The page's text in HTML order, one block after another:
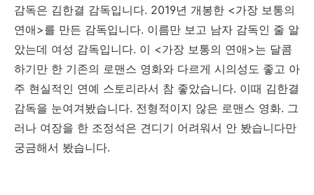
감독은 김한결 감독입니다. 2019년 개봉한 <가장 보통의
연애>를 만든 감독입니다. 이름만 보고 남자 감독인 줄 알
았는데 여성 감독입니다. 이 <가장 보통의 연애>는 달콤
하기만 한 기존의 로맨스 영화와 다르게 시의성도 좋고 아
주 현실적인 연예 스토리라서 참 좋았습니다. 이때 김한결
감독을 눈여겨봤습니다. 전형적이지 않은 로맨스 영화. 그
러나 여장을 한 조정석은 견디기 어려워서 안 봤습니다만
궁금해서 봤습니다.